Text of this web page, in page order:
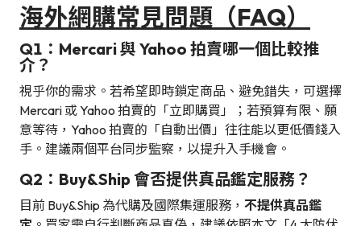
海外網購常見問題（FAQ）
Q1：Mercari 與 Yahoo 拍賣哪一個比較推
介？
視乎你的需求。若希望即時鎖定商品、避免錯失，可選擇
Mercari 或 Yahoo 拍賣的「立即購買」；若預算有限、願
意等待，Yahoo 拍賣的「自動出價」往往能以更低價錢入
手。建議兩個平台同步監察，以提升入手機會。
Q2：Buy&Ship 會否提供真品鑑定服務？
目前 Buy&Ship 為代購及國際集運服務， 不提供真品鑑